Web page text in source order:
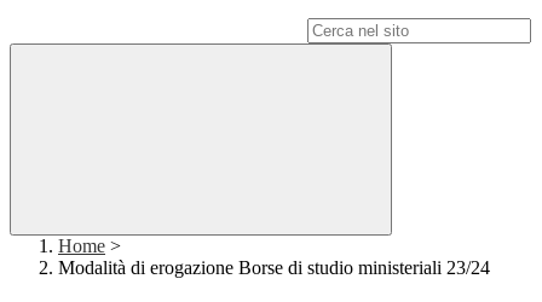
Home >
Modalità di erogazione Borse di studio ministeriali 23/24